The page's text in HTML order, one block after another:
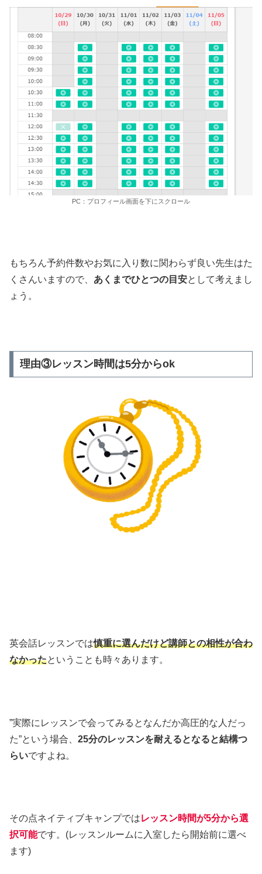
PC：プロフィール画面を下にスクロール
もちろん予約件数やお気に入り数に関わらず良い先生はた
くさんいますので、 あくまでひとつの目安として考えまし
ょう。
理由③レッスン時間は5分からok
英会話レッスンでは慎重に選んだけど講師との相性が合わ
なかったということも時々あります。
”実際にレッスンで会ってみるとなんだか高圧的な人だっ
た”という場合、 25分のレッスンを耐えるとなると結構つ
らいですよね。
その点ネイティブキャンプではレッスン時間が5分から選
択可能です。(レッスンルームに入室したら開始前に選べ
ます)